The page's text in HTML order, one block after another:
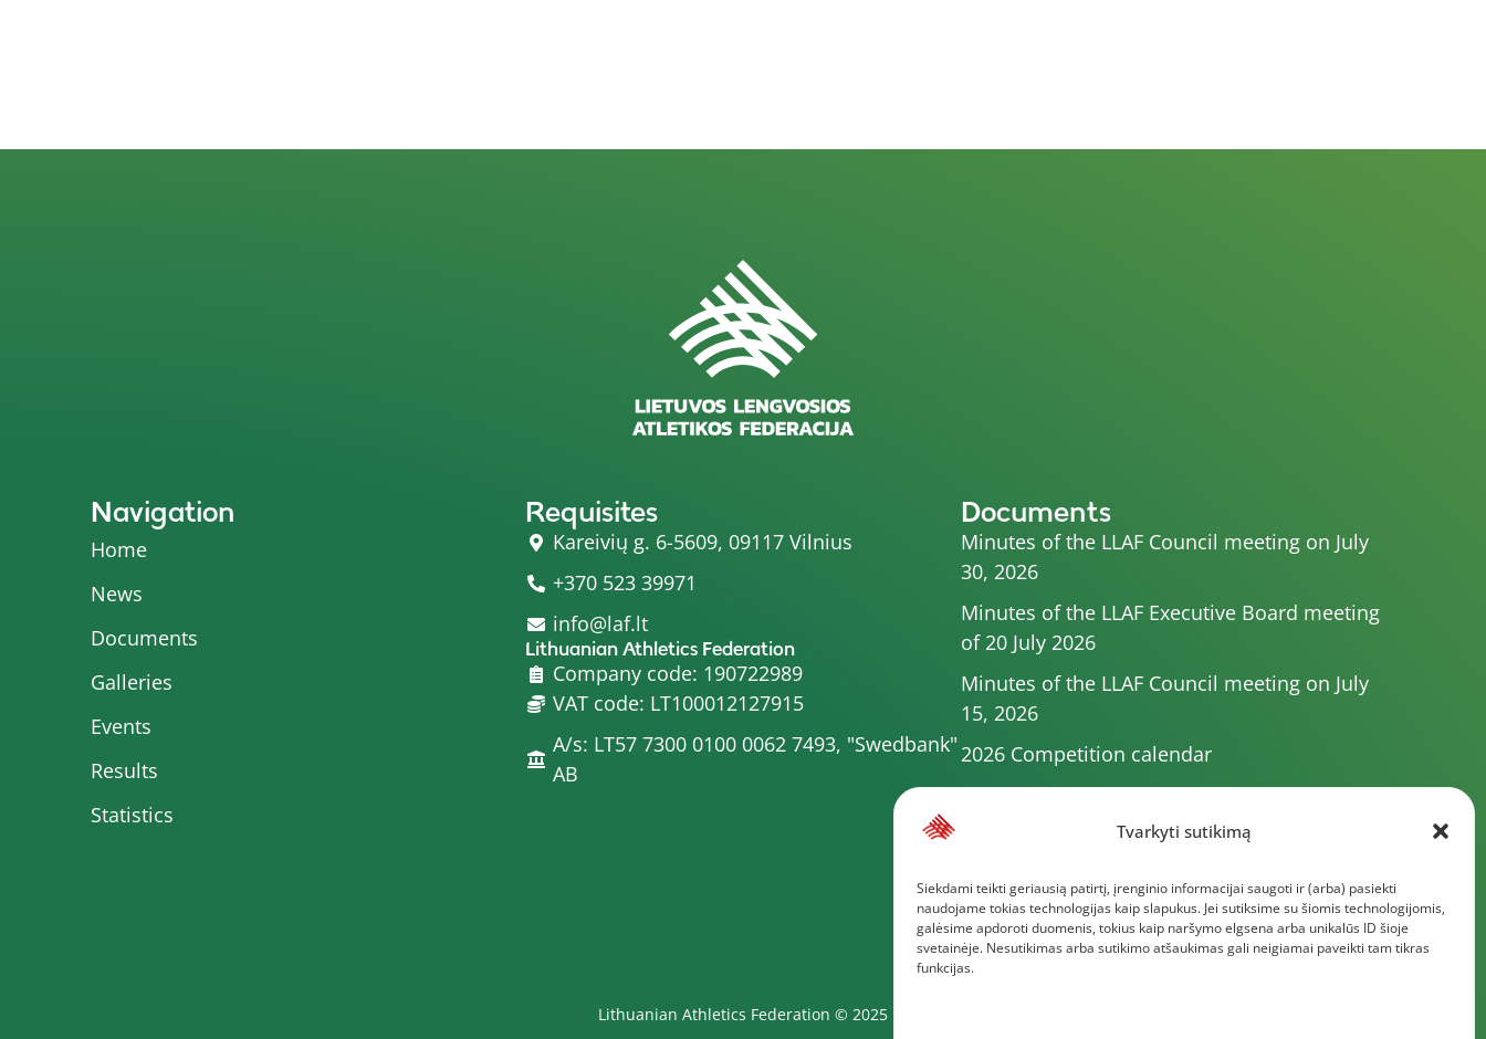
Tvarkyti sutikimą
Siekdami teikti geriausią patirtį, įrenginio informacijai saugoti ir (arba) pasiekti
naudojame tokias technologijas kaip slapukus. Jei sutiksime su šiomis technologijomis,
galėsime apdoroti duomenis, tokius kaip naršymo elgsena arba unikalūs ID šioje
svetainėje. Nesutikimas arba sutikimo atšaukimas gali neigiamai paveikti tam tikras
funkcijas.
Navigation
Home
News
Documents
Galleries
Events
Results
Statistics
Requisites
Kareivių g. 6-5609, 09117 Vilnius
+370 523 39971
info@laf.lt
Lithuanian Athletics Federation
Company code: 190722989
VAT code: LT100012127915
A/s: LT57 7300 0100 0062 7493, "Swedbank"
AB
Documents
Minutes of the LLAF Council meeting on July
30, 2026
Minutes of the LLAF Executive Board meeting
of 20 July 2026
Minutes of the LLAF Council meeting on July
15, 2026
2026 Competition calendar
Minutes of the LLAF Council meeting of 4 July
Committee of 1 July 2025
More documents
Lithuanian Athletics Federation © 2025